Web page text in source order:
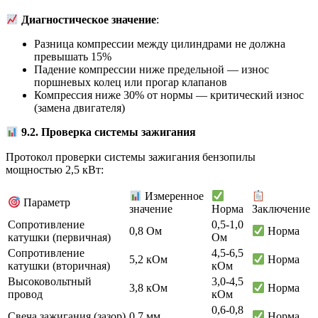
Диагностическое значение:
Разница компрессии между цилиндрами не должна
превышать 15%
Падение компрессии ниже предельной — износ
поршневых колец или прогар клапанов
Компрессия ниже 30% от нормы — критический износ
(замена двигателя)
9.2. Проверка системы зажигания
Протокол проверки системы зажигания бензопилы
мощностью 2,5 кВт:
Параметр
Измеренное
значение
Норма
Заключение
Сопротивление
катушки (первичная)
0,8 Ом
0,5-1,0
Ом
Норма
Сопротивление
катушки (вторичная)
5,2 кОм
4,5-6,5
кОм
Норма
Высоковольтный
провод
3,8 кОм
3,0-4,5
кОм
Норма
0,6-0,8